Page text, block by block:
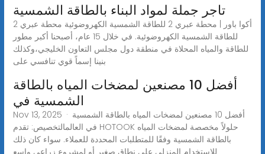
تاجر جملة لمواد البناء بالطاقة الشمسية
أكوا باور | محطة عبري 2 للطاقة الشمسية الكهروضوئية محطة عبري 2
للطاقة الشمسية الكهروضوئية. في خلال 15 عام، أصبحنا أكبر مطور
للطاقة والمياه المحلاة في منطقة دول مجلس التعاون الخليجي،وكذلك
بنينا إسماً قوي تنافسي على
أفضل 10 مصنعين لمضخات المياه بالطاقة
الشمسية في
Nov 13, 2025 · أفضل 10 مصنعين لمضخات المياه بالطاقة الشمسية
في العالمالتخصيص: تقدم HOTOOK حلولاً مخصصة لمضخات المياه
بالطاقة الشمسية وفقًا للمتطلبات المحددة للعملاء. سواء كان ذلك
للاستخدام المنزلي على نطاق صغير أو لمشروع زراعي واسع